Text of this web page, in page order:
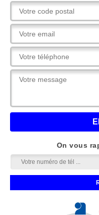
On vous